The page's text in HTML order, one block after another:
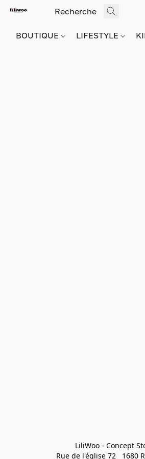
BOUTIQUE LIFESTYLE
LiliWoo - Concept
Rue de l'église 72   1680